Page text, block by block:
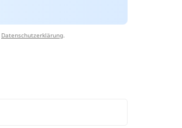
Datenschutzerklärung